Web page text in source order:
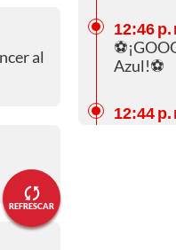
REFRESCAR
al
12:46 p.
Azul!⚽
12:44 p.